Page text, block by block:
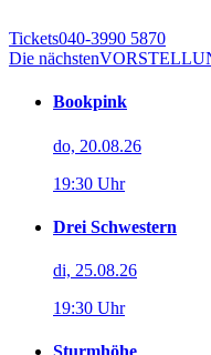
Tickets040-3990 5870
Die nächsten
Bookpink
do, 20.08.26
19:30 Uhr
Drei Schwestern
di, 25.08.26
19:30 Uhr